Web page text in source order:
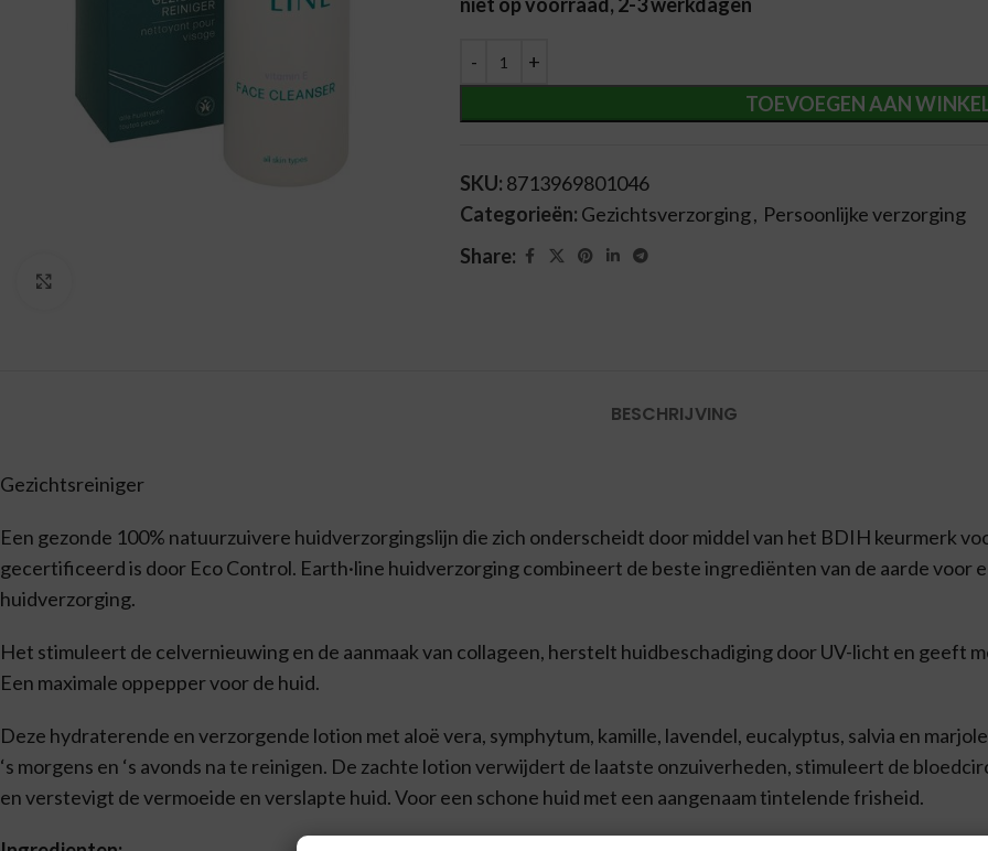
TOEVOEGEN AAN
Alternative:
SKU: 8713969801046
Categorieën: Gezichtsverzorging, Persoonlijke verzorging
Share:
BESCHRIJVING
Gezichtsreiniger
Een gezonde 100% natuurzuivere huidverzorgingslijn die zich onderscheidt door middel van het BDIH keurmerk
gecertificeerd is door Eco Control. Earth·line huidverzorging combineert de beste ingrediënten van de aarde voor
huidverzorging.
Het stimuleert de celvernieuwing en de aanmaak van collageen, herstelt huidbeschadiging door UV-licht en geeft
Een maximale oppepper voor de huid.
Deze hydraterende en verzorgende lotion met aloë vera, symphytum, kamille, lavendel, eucalyptus, salvia en
‘s morgens en ‘s avonds na te reinigen. De zachte lotion verwijdert de laatste onzuiverheden, stimuleert de
en verstevigt de vermoeide en verslapte huid. Voor een schone huid met een aangenaam tintelende frisheid.